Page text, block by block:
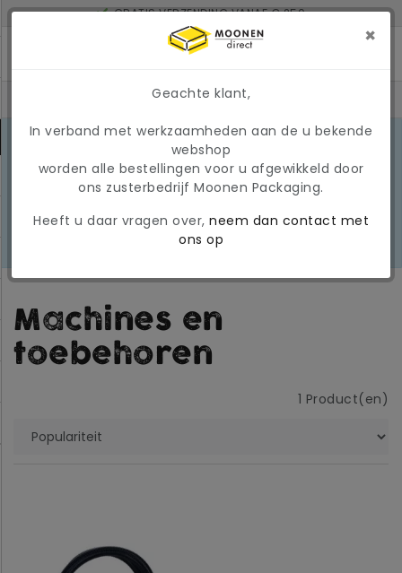
GRATIS VERZENDING VANAF € 250
BINNEN 2 WERKDAGEN IN HUIS BIJ BESTELLING VOOR 17U
MINIMAAL ORDERBEDRAG: € 150
MARKTONTWIKKELINGEN 2026
marktomstandigheden kunnen
prijzen en beschikbaarheid tijdelijk
een tijdelijke, variabele
LEES
Machines en
toebehoren
1 Product(en)
×
Geachte klant,
In verband met werkzaamheden aan de u bekende
webshop
worden alle bestellingen voor u afgewikkeld door
ons zusterbedrijf Moonen Packaging.
Heeft u daar vragen over, neem dan contact met
ons op